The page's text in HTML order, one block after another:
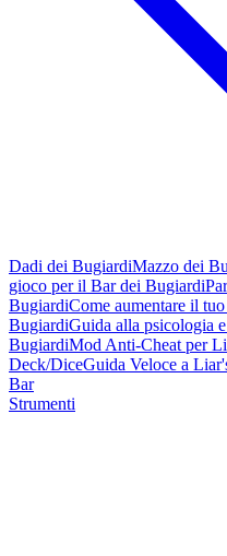
Dadi dei BugiardiMazzo dei
gioco per il Bar dei Bugiardi
BugiardiCome aumentare il
BugiardiGuida alla psicologia
BugiardiMod Anti-Cheat per
Deck/DiceGuida Veloce a
Bar
Strumenti